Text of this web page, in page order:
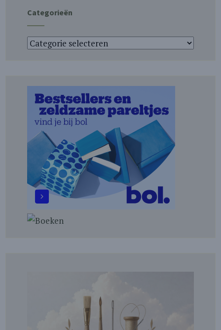
Categorieën
Categorieën